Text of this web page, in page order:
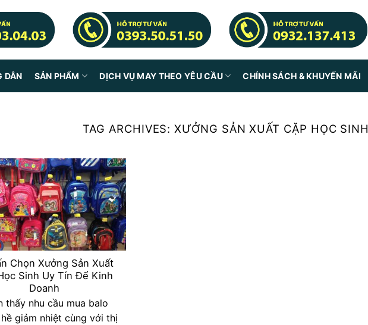
DẪN SẢN PHẨM DỊCH VỤ MAY THEO YÊU CẦU CHÍNH SÁCH & KHUYẾN MÃI
TAG ARCHIVES:XƯỞNG SẢN XUẤT CẶP HỌC SINH
Chọn Xưởng Sản Xuất
Sinh Uy Tín Để Kinh
Doanh
thấy nhu cầu mua balo
giảm nhiệt cùng với thị